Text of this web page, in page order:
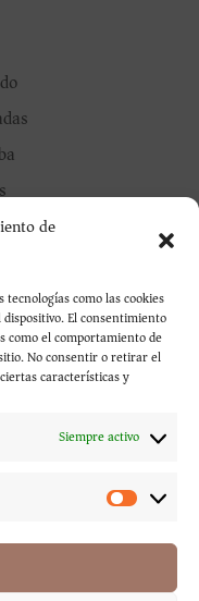
de
como las cookies
El consentimiento
como el comportamiento de
No consentir o retirar el
características y
Siempre activo
de aceituna